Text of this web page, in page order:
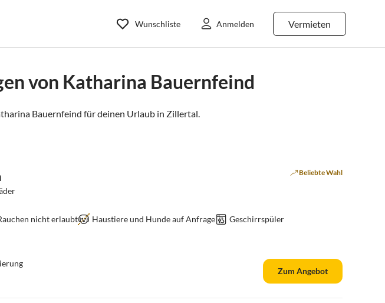
Vermieten
Wunschliste Anmelden
von Katharina Bauernfeind
Bauernfeind für deinen Urlaub in Zillertal.
Beliebte Wahl
nicht erlaubt Haustiere und Hunde auf Anfrage Geschirrspüler
Zum Angebot